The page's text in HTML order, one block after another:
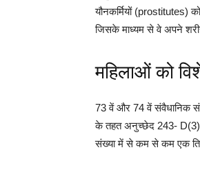
यौनकर्मियों (prostitutes)
जिसके माध्यम से वे अपने
महिलाओं को
73 वें और 74 वें संवैधानिक
के तहत अनुच्छेद 243-
संख्या में से कम से कम एक